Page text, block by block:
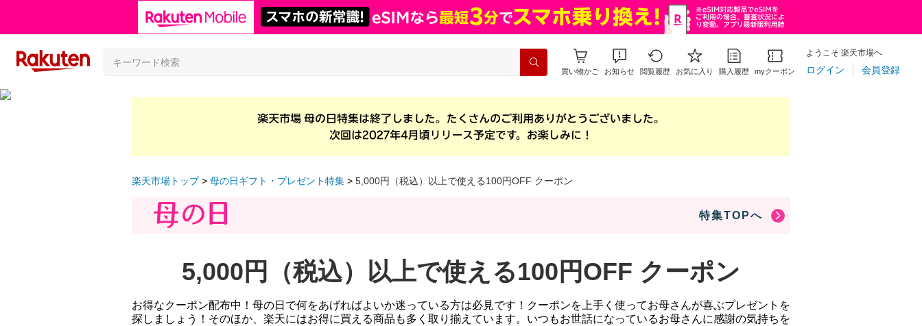
買い物かご お知らせ 閲覧履歴 お気に入り 購入履歴 myクーポン
ようこそ 楽天市場へ
ログイン 会員登録
楽天市場トップ 母の日ギフト・プレゼント特集 5,000円（税込）以上で使える100円OFF クーポン
特集TOPへ
5,000円（税込）以上で使える100円OFF クーポン
お得なクーポン配布中！母の日で何をあげればよいか迷っている方は必見です！クーポンを上手く使ってお母さんが喜ぶプレゼントを
探しましょう！そのほか、楽天にはお得に買える商品も多く取り揃えています。いつもお世話になっているお母さんに感謝の気持ちを